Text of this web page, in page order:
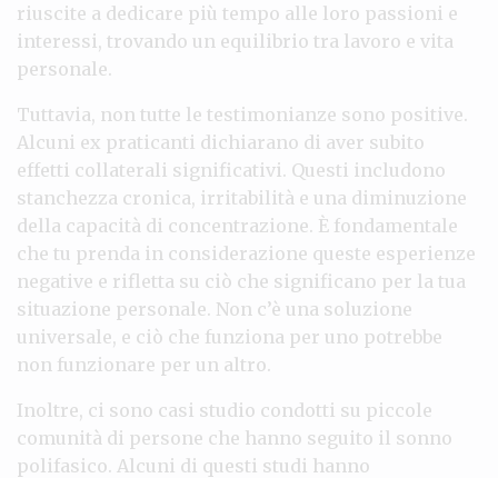
riuscite a dedicare più tempo alle loro passioni e
interessi, trovando un equilibrio tra lavoro e vita
personale.
Tuttavia, non tutte le testimonianze sono positive.
Alcuni ex praticanti dichiarano di aver subito
effetti collaterali significativi. Questi includono
stanchezza cronica, irritabilità e una diminuzione
della capacità di concentrazione. È fondamentale
che tu prenda in considerazione queste esperienze
negative e rifletta su ciò che significano per la tua
situazione personale. Non c’è una soluzione
universale, e ciò che funziona per uno potrebbe
non funzionare per un altro.
Inoltre, ci sono casi studio condotti su piccole
comunità di persone che hanno seguito il sonno
polifasico. Alcuni di questi studi hanno